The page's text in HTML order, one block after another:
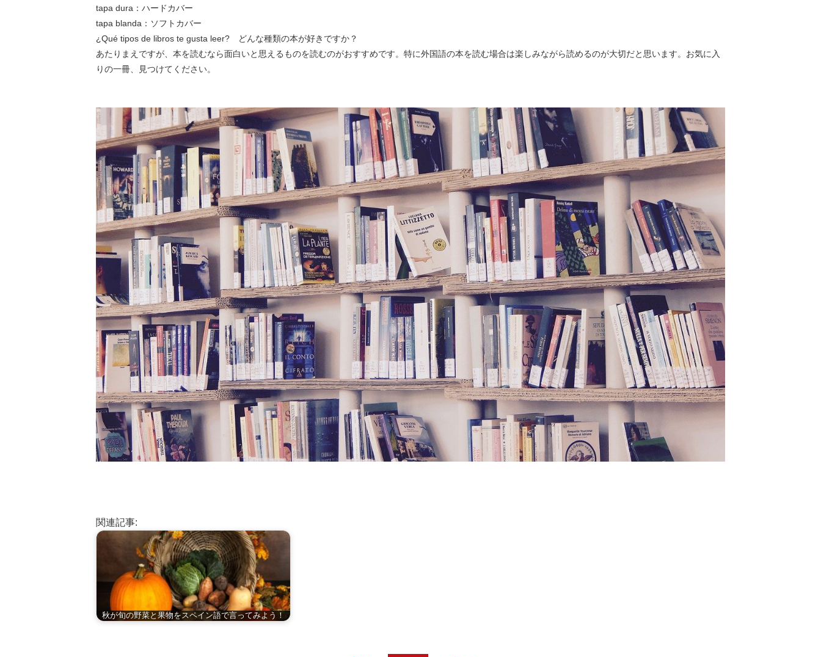
tapa dura ：ハードカバー
tapa blanda ：ソフトカバー
¿Qué tipos de libros te gusta leer? どんな種類の本が好きですか？
あたりまえですが、本を読むなら面白いと思えるものを読むのがおすすめです。特に外国語の本を読む場合は楽しみながら読めるのが大切だと思います。お気に入
りの一冊、見つけてください。
関連記事:
秋が旬の野菜と果物をスペイン語で言ってみよう！